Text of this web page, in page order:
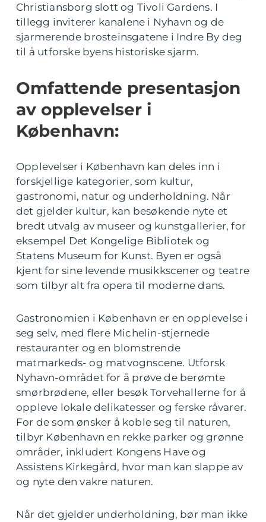
Christiansborg slott og Tivoli Gardens. I
tillegg inviterer kanalene i Nyhavn og de
sjarmerende brosteinsgatene i Indre By deg
til å utforske byens historiske sjarm.
Omfattende presentasjon
av opplevelser i
København:
Opplevelser i København kan deles inn i
forskjellige kategorier, som kultur,
gastronomi, natur og underholdning. Når
det gjelder kultur, kan besøkende nyte et
bredt utvalg av museer og kunstgallerier, for
eksempel Det Kongelige Bibliotek og
Statens Museum for Kunst. Byen er også
kjent for sine levende musikkscener og teatre
som tilbyr alt fra opera til moderne dans.
Gastronomien i København er en opplevelse i
seg selv, med flere Michelin-stjernede
restauranter og en blomstrende
matmarkeds- og matvognscene. Utforsk
Nyhavn-området for å prøve de berømte
smørbrødene, eller besøk Torvehallerne for å
oppleve lokale delikatesser og ferske råvarer.
For de som ønsker å koble seg til naturen,
tilbyr København en rekke parker og grønne
områder, inkludert Kongens Have og
Assistens Kirkegård, hvor man kan slappe av
og nyte den vakre naturen.
Når det gjelder underholdning, bør man ikke